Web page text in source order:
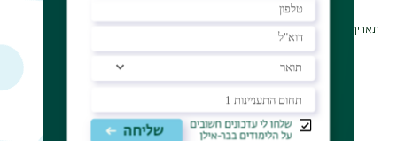
תאריך עדכון אחרון : 01/05/2025